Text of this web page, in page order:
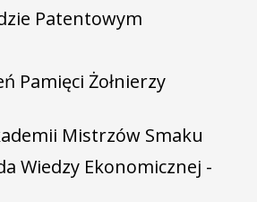
Patentowym
Pamięci Żołnierzy
Mistrzów Smaku
Wiedzy Ekonomicznej -